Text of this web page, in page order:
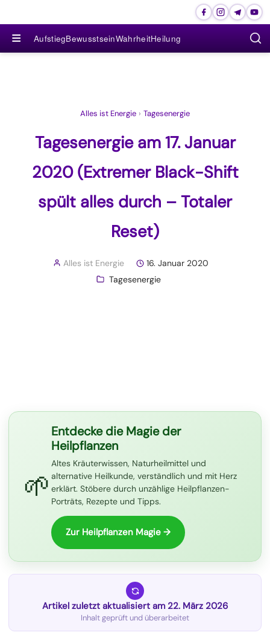
≡ AufstiegBewusstseinWahrheitHeilung
Alles ist Energie › Tagesenergie
Tagesenergie am 17. Januar
2020 (Extremer Black-Shift
spült alles durch – Totaler
Reset)
Alles ist Energie
16. Januar 2020
Tagesenergie
🌱
Entdecke die Magie der
Heilpflanzen
Altes Kräuterwissen, Naturheilmittel und
alternative Heilkunde, verständlich und mit Herz
erklärt. Stöbere durch unzählige Heilpflanzen-
Porträts, Rezepte und Tipps.
Zur Heilpflanzen Magie →
Artikel zuletzt aktualisiert am 22. März 2026
Inhalt geprüft und überarbeitet